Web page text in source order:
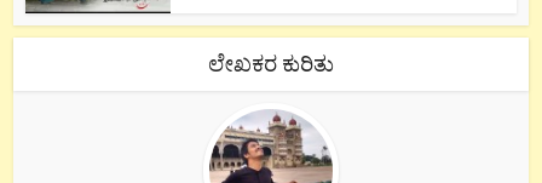
ಲೇಖಕರ ಕುರಿತು